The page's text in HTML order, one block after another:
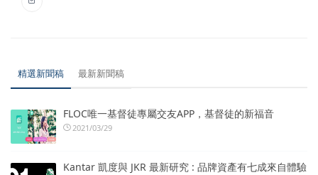
精選新聞稿 最新新聞稿
FLOC唯一基督徒專屬交友APP，基督徒的新福音
2021/03/29
Kantar 凱度與 JKR 最新研究 : 品牌資產有七成來自體驗